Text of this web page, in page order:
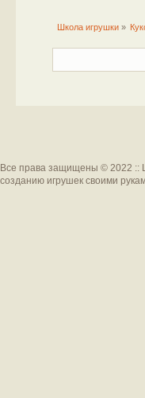
Школа игрушки»
Все права защищены © 2022 ::
созданию игрушек своими